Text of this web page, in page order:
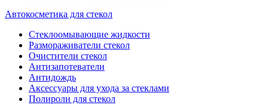
Автокосметика для стекол
Стеклоомывающие жидкости
Размораживатели стекол
Очистители стекол
Антизапотеватели
Антидождь
Аксессуары для ухода за стеклами
Полироли для стекол